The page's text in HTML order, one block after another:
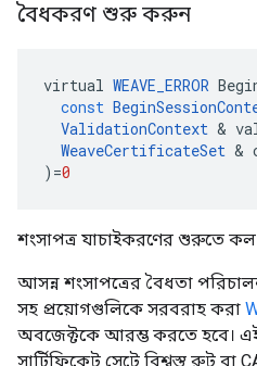
বৈধকরণ শুরু করুন
virtual WEAVE_ERROR
const
ValidationContext &
WeaveCertificateSet &
) =0
শংসাপত্র যাচাইকরণের শুরুতে
আসন্ন শংসাপত্রের বৈধতা
সহ প্রয়োগগুলিকে সরবরাহ করা
অবজেক্টকে আরম্ভ করতে হবে।
সার্টিফিকেট সেটে বিশ্বস্ত রুট